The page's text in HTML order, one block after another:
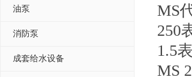
油泵
消防泵
成套给水设备
MS
250
1.5
MS